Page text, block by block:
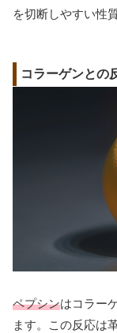
を切断しやすい性
コラーゲンとの
ペプシンはコラー
ます。この反応は